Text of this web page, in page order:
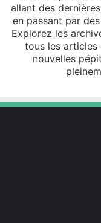
allant des
en passant par
Explorez les
tous les
nouvelles